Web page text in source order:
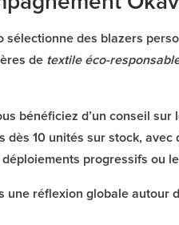
sélectionne des blazers
de textile éco-
bénéficiez d’un conseil
10 unités sur stock,
progressifs ou
une réflexion globale autour